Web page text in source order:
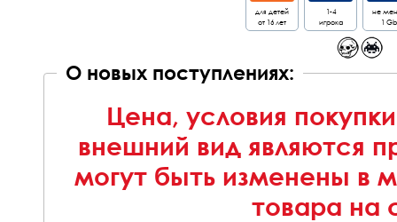
для детей
от 16 лет
1-4
игрока
не
1 Gb
О новых поступлениях:
Цена, условия
внешний вид являются
могут быть изменены в
товара на